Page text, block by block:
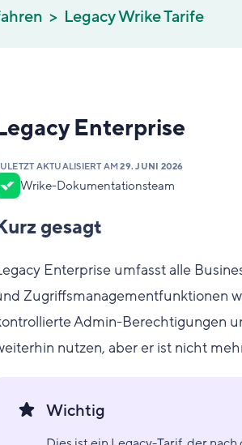
Legacy Wrike Tarife
Enterprise
AKTUALISIERT AM29. JUNI 2026
Wrike-Dokumentationsteam
gesagt
Enterprise umfasst alle
Zugriffsmanagementfunktionen
Admin-Berechtigungen
nutzen, aber er ist nicht
Wichtig